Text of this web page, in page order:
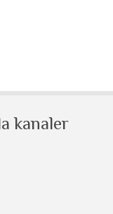
kanaler